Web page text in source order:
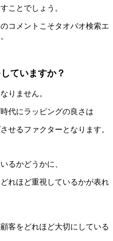
ことでしょう。
コメントこそタオバオ検索エ
ていますか？
りません。
代にラッピングの良さは
せるファクターとなります。
るかどうかに、
れほど重視しているかが表れ
客をどれほど大切にしている